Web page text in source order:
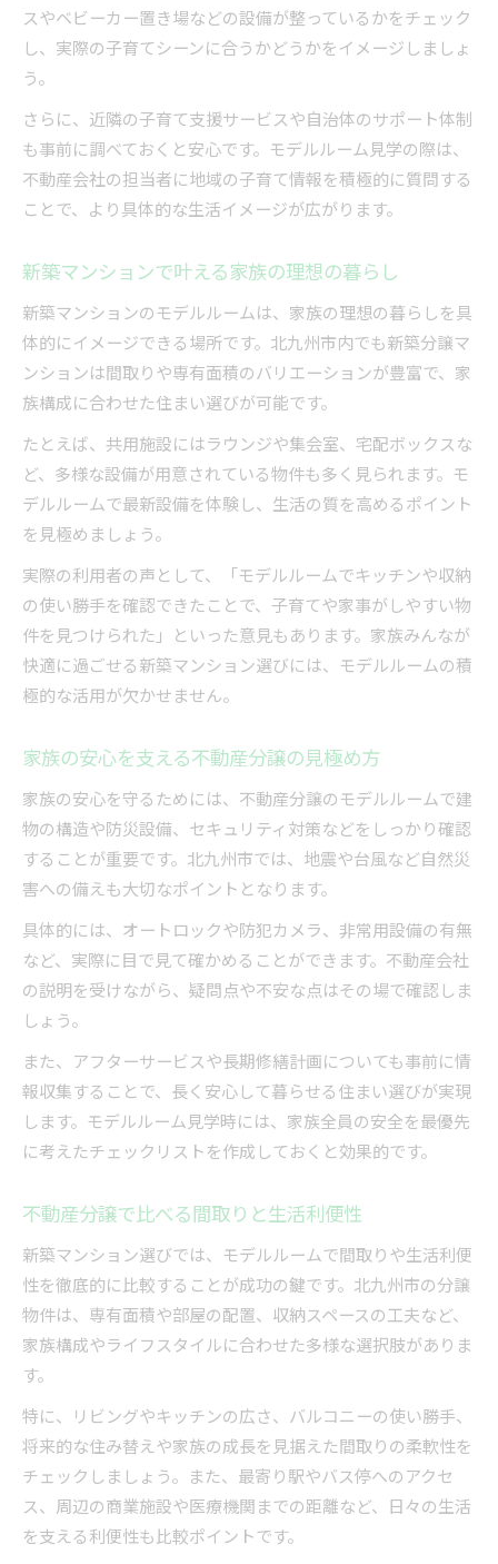
スやベビーカー置き場などの設備が整っているかをチェック
し、実際の子育てシーンに合うかどうかをイメージしましょ
う。
さらに、近隣の子育て支援サービスや自治体のサポート体制
も事前に調べておくと安心です。モデルルーム見学の際は、
不動産会社の担当者に地域の子育て情報を積極的に質問する
ことで、より具体的な生活イメージが広がります。
新築マンションで叶える家族の理想の暮らし
新築マンションのモデルルームは、家族の理想の暮らしを具
体的にイメージできる場所です。北九州市内でも新築分譲マ
ンションは間取りや専有面積のバリエーションが豊富で、家
族構成に合わせた住まい選びが可能です。
たとえば、共用施設にはラウンジや集会室、宅配ボックスな
ど、多様な設備が用意されている物件も多く見られます。モ
デルルームで最新設備を体験し、生活の質を高めるポイント
を見極めましょう。
実際の利用者の声として、「モデルルームでキッチンや収納
の使い勝手を確認できたことで、子育てや家事がしやすい物
件を見つけられた」といった意見もあります。家族みんなが
快適に過ごせる新築マンション選びには、モデルルームの積
極的な活用が欠かせません。
家族の安心を支える不動産分譲の見極め方
家族の安心を守るためには、不動産分譲のモデルルームで建
物の構造や防災設備、セキュリティ対策などをしっかり確認
することが重要です。北九州市では、地震や台風など自然災
害への備えも大切なポイントとなります。
具体的には、オートロックや防犯カメラ、非常用設備の有無
など、実際に目で見て確かめることができます。不動産会社
の説明を受けながら、疑問点や不安な点はその場で確認しま
しょう。
また、アフターサービスや長期修繕計画についても事前に情
報収集することで、長く安心して暮らせる住まい選びが実現
します。モデルルーム見学時には、家族全員の安全を最優先
に考えたチェックリストを作成しておくと効果的です。
不動産分譲で比べる間取りと生活利便性
新築マンション選びでは、モデルルームで間取りや生活利便
性を徹底的に比較することが成功の鍵です。北九州市の分譲
物件は、専有面積や部屋の配置、収納スペースの工夫など、
家族構成やライフスタイルに合わせた多様な選択肢がありま
す。
特に、リビングやキッチンの広さ、バルコニーの使い勝手、
将来的な住み替えや家族の成長を見据えた間取りの柔軟性を
チェックしましょう。また、最寄り駅やバス停へのアクセ
ス、周辺の商業施設や医療機関までの距離など、日々の生活
を支える利便性も比較ポイントです。